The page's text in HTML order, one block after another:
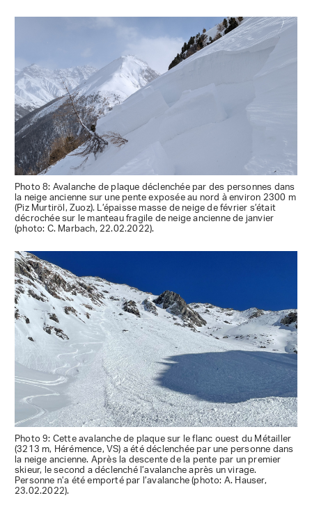
Photo 8: Avalanche de plaque déclenchée par des personnes dans
la neige ancienne sur une pente exposée au nord à environ 2300 m
(Piz Murtiröl, Zuoz). L’épaisse masse de neige de février s’était
décrochée sur le manteau fragile de neige ancienne de janvier
(photo: C. Marbach, 22.02.2022).
Photo 9: Cette avalanche de plaque sur le flanc ouest du Métailler
(3213 m, Hérémence, VS) a été déclenchée par une personne dans
la neige ancienne. Après la descente de la pente par un premier
skieur, le second a déclenché l’avalanche après un virage.
Personne n’a été emporté par l’avalanche (photo: A. Hauser,
23.02.2022).